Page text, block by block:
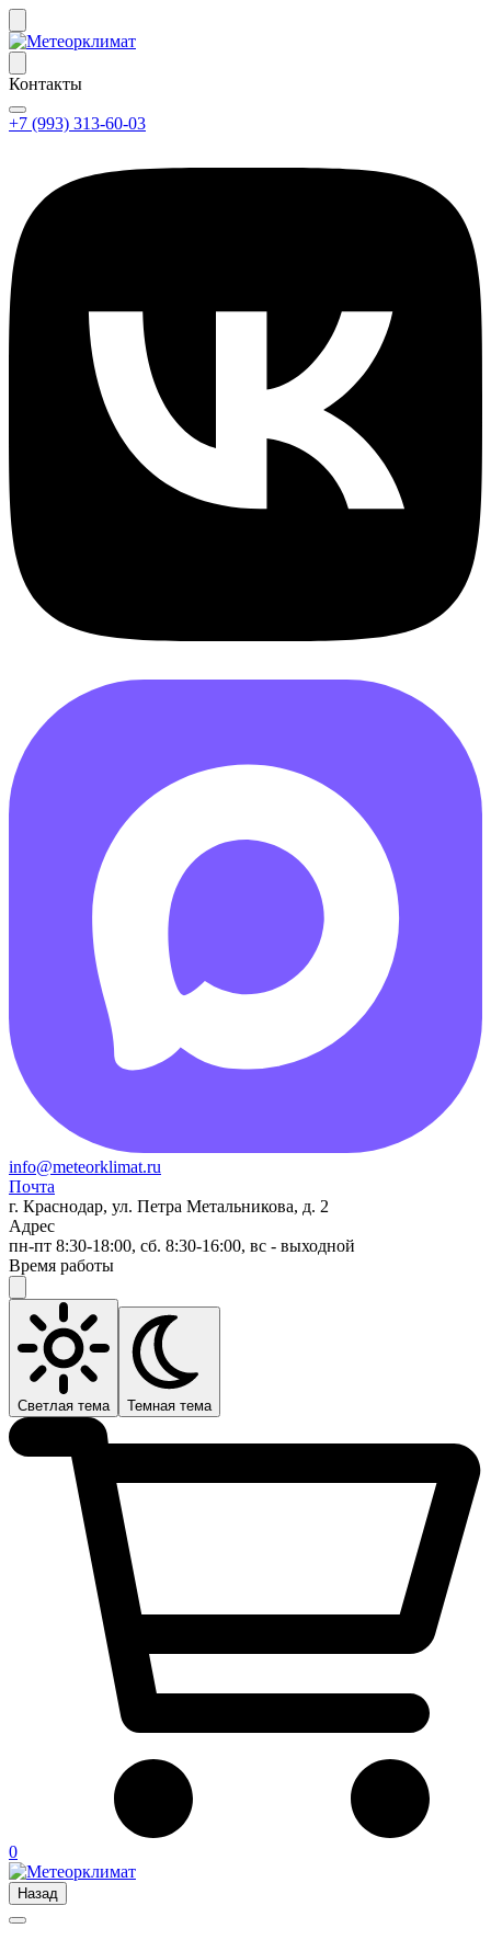
Контакты
+7 (993) 313-60-03
info@meteorklimat.ru
Почта
г. Краснодар, ул. Петра Метальникова, д. 2
Адрес
пн-пт 8:30-18:00, сб. 8:30-16:00, вс - выходной
Время работы
Светлая тема Темная тема
0
Назад